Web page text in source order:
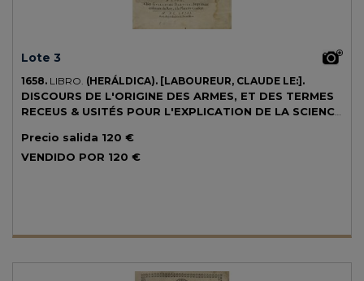
Lote 3
1658. LIBRO. (HERÁLDICA). [LABOUREUR, CLAUDE LE:].
DISCOURS DE L'ORIGINE DES ARMES, ET DES TERMES
RECEUS & USITÉS POUR L'EXPLICATION DE LA SCIENCE
p. Escudos calcográficos en el texto y otro gran escudo heráldico en la
portada. Con ex-libris manuscrito. Cerco de humedad marginal en
Precio salida 120 €
VENDIDO POR 120 €